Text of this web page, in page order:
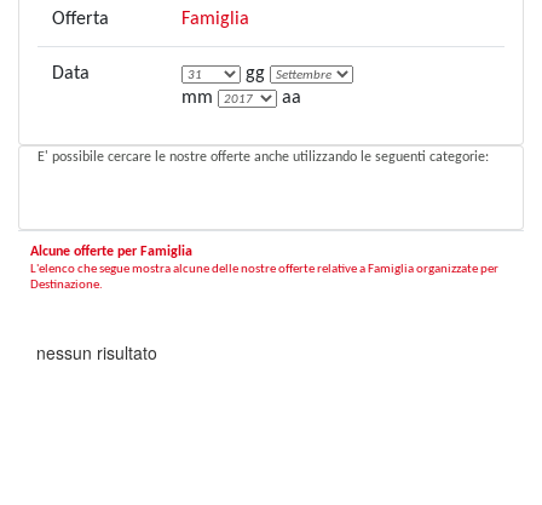
Offerta Famiglia
Data
gg
mm
aa
E' possibile cercare le nostre offerte anche utilizzando le seguenti categorie:
Alcune offerte per Famiglia
L'elenco che segue mostra alcune delle nostre offerte relative a Famigliaorganizzate per
Destinazione.